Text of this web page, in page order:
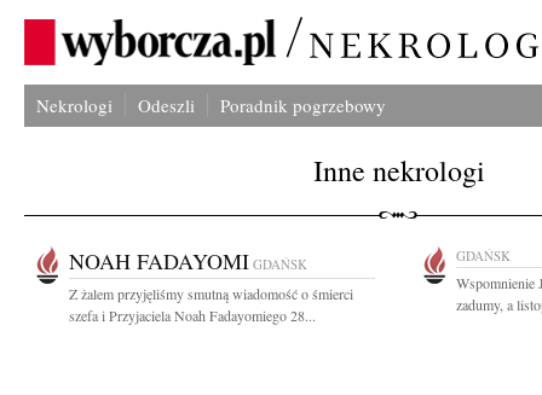
Nekrologi Odeszli Poradnik pogrzebowy
Inne nekrologi
NOAH FADAYOMI GDAŃSK
Z żalem przyjęliśmy smutną wiadomość o śmierci
szefa i Przyjaciela Noah Fadayomiego 28...
GDAŃSK
Wspomnienie
zadumy, a